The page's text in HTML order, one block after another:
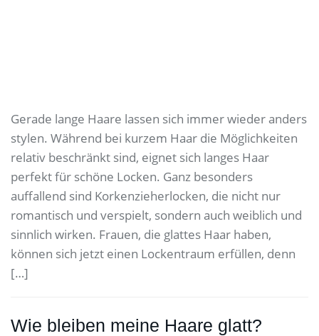
Gerade lange Haare lassen sich immer wieder anders
stylen. Während bei kurzem Haar die Möglichkeiten
relativ beschränkt sind, eignet sich langes Haar
perfekt für schöne Locken. Ganz besonders
auffallend sind Korkenzieherlocken, die nicht nur
romantisch und verspielt, sondern auch weiblich und
sinnlich wirken. Frauen, die glattes Haar haben,
können sich jetzt einen Lockentraum erfüllen, denn
[…]
Wie bleiben meine Haare glatt?